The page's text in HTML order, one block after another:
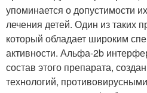
упоминается о допустимости
лечения детей. Один из
который обладает широким
активности. Альфа-2b
состав этого препарата,
технологий,